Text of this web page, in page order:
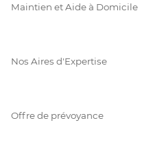
Maintien et Aide à Domicile
Nos Aires d'Expertise
Offre de prévoyance